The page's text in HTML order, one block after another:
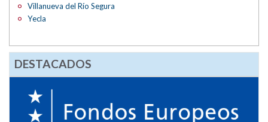
Villanueva del Río Segura
Yecla
DESTACADOS